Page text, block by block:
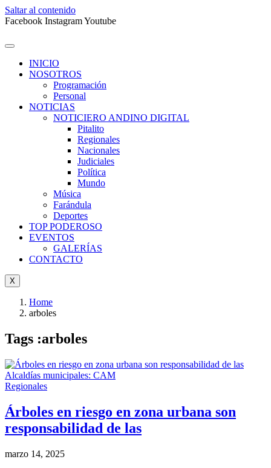
Saltar al contenido
Facebook InstagramYoutube
INICIO
NOSOTROS
Programación
Personal
NOTICIAS
NOTICIERO ANDINO DIGITAL
Pitalito
Regionales
Nacionales
Judiciales
Política
Mundo
Música
Farándula
Deportes
TOP PODEROSO
EVENTOS
GALERÍAS
CONTACTO
X
Home
arboles
Tags :arboles
Regionales
Árboles en riesgo en zona urbana son
responsabilidad de las
marzo 14, 2025